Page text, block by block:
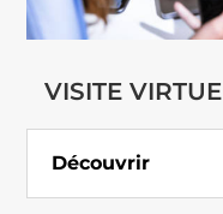
VISITE
Découvrir